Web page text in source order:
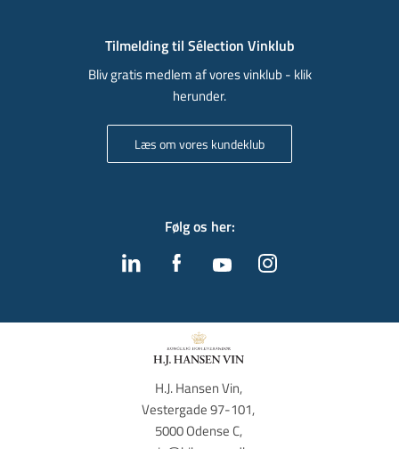
Tilmelding til Sélection Vinklub
Bliv gratis medlem af vores vinklub - klik
herunder.
Læs om vores kundeklub
Følg os her:
H.J. Hansen Vin,
Vestergade 97-101,
5000 Odense C,